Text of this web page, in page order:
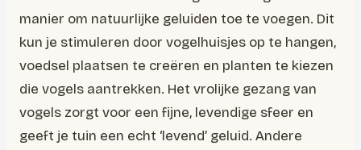
manier om natuurlijke geluiden toe te voegen. Dit
kun je stimuleren door vogelhuisjes op te hangen,
voedsel plaatsen te creëren en planten te kiezen
die vogels aantrekken. Het vrolijke gezang van
vogels zorgt voor een fijne, levendige sfeer en
geeft je tuin een echt ‘levend’ geluid. Andere